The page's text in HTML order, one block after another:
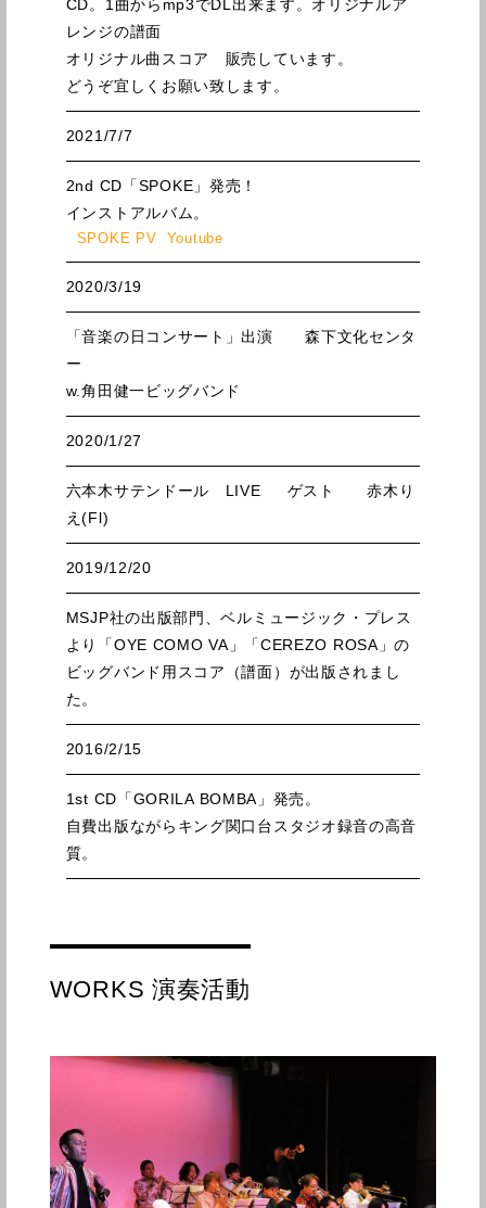
CD。1曲からmp3でDL出来ます。オリジナルア
レンジの譜面
オリジナル曲スコア 販売しています。
どうぞ宜しくお願い致します。
2021/7/7
2nd CD 「SPOKE 」発売！
インストアルバム。
SPOKE PV Youtube
2020/3/19
「音楽の日コンサート」出演 森下文化センタ
ー
w.角田健一ビッグバンド
2020/1/27
六本木サテンドール LIVE ゲスト 赤木り
え(Fl)
2019/12/20
MSJP社の出版部門、ベルミュージック・プレス
より「OYE COMO VA」「CEREZO ROSA」の
ビッグバンド用スコア（譜面）が出版されまし
た。
2016/2/15
1st CD「GORILA BOMBA」発売。
自費出版ながらキング関口台スタジオ録音の高音
質。
WORKS 演奏活動